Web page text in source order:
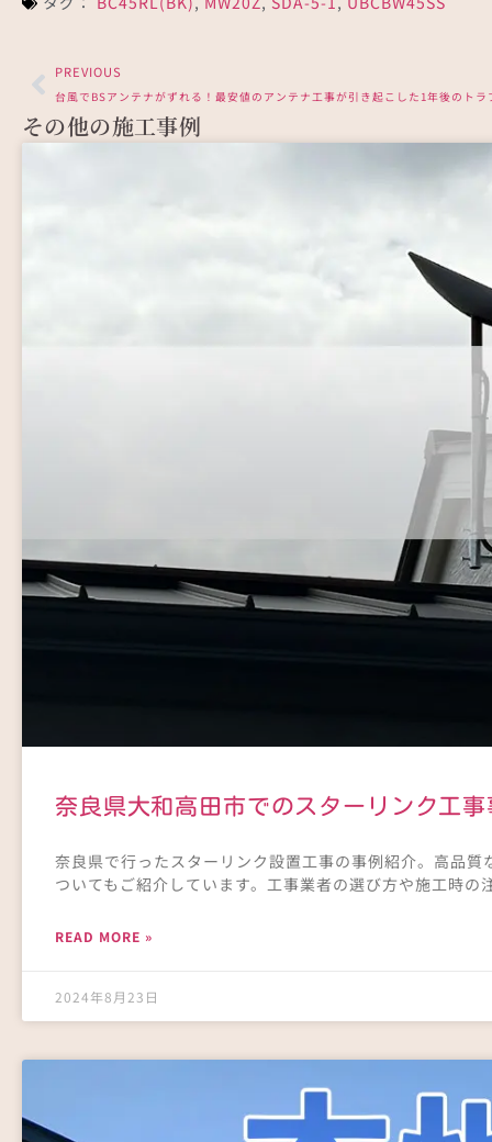
PREVIOUS
台風でBSアンテナがずれる！最安値のアンテナ工事が引き起こした1年後のトラ
その他の施工事例
奈良県大和高田市でのスターリンク工
奈良県で行ったスターリンク設置工事の事例紹介。高品
ついてもご紹介しています。工事業者の選び方や施工時の
READ MORE »
2024年8月23日